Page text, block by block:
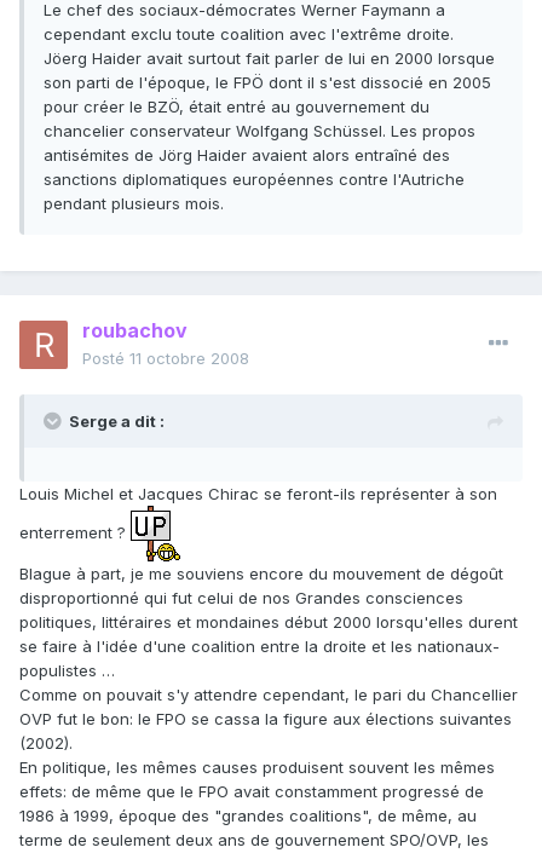
Le chef des sociaux-démocrates Werner Faymann a
cependant exclu toute coalition avec l'extrême droite.
Jöerg Haider avait surtout fait parler de lui en 2000 lorsque
son parti de l'époque, le FPÖ dont il s'est dissocié en 2005
pour créer le BZÖ, était entré au gouvernement du
chancelier conservateur Wolfgang Schüssel. Les propos
antisémites de Jörg Haider avaient alors entraîné des
sanctions diplomatiques européennes contre l'Autriche
pendant plusieurs mois.
roubachov
Posté 11 octobre 2008
Serge a dit :
Louis Michel et Jacques Chirac se feront-ils représenter à son
enterrement ?
Blague à part, je me souviens encore du mouvement de dégoût
disproportionné qui fut celui de nos Grandes consciences
politiques, littéraires et mondaines début 2000 lorsqu'elles durent
se faire à l'idée d'une coalition entre la droite et les nationaux-
populistes …
Comme on pouvait s'y attendre cependant, le pari du Chancellier
OVP fut le bon: le FPO se cassa la figure aux élections suivantes
(2002).
En politique, les mêmes causes produisent souvent les mêmes
effets: de même que le FPO avait constamment progressé de
1986 à 1999, époque des "grandes coalitions", de même, au
terme de seulement deux ans de gouvernement SPO/OVP, les